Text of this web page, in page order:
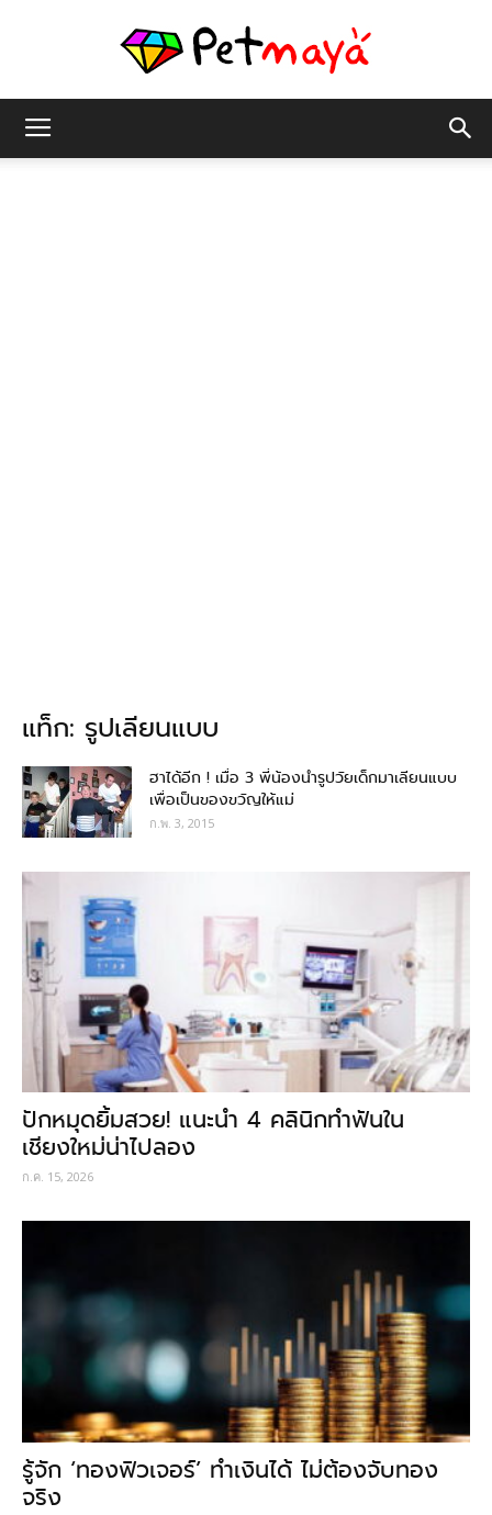
แท็ก: รูปเลียนแบบ
ฮาได้อีก ! เมื่อ 3 พี่น้องนำรูปวัยเด็กมาเลียนแบบ
เพื่อเป็นของขวัญให้แม่
ก.พ. 3, 2015
ปักหมุดยิ้มสวย! แนะนำ 4 คลินิกทำฟันใน
เชียงใหม่น่าไปลอง
ก.ค. 15, 2026
รู้จัก ‘ทองฟิวเจอร์’ ทำเงินได้ ไม่ต้องจับทอง
จริง